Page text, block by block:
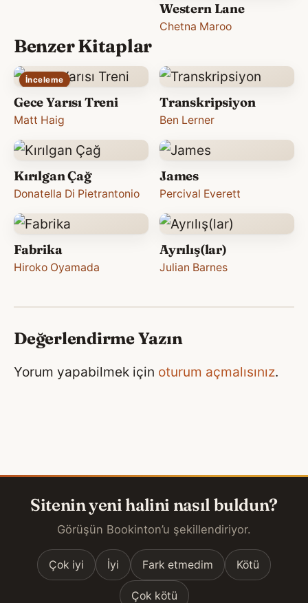
Western Lane
Chetna Maroo
Benzer Kitaplar
İnceleme
Gece Yarısı Treni
Matt Haig
Transkripsiyon
Ben Lerner
Kırılgan Çağ
Donatella Di Pietrantonio
James
Percival Everett
Fabrika
Hiroko Oyamada
Ayrılış(lar)
Julian Barnes
Değerlendirme Yazın
Yorum yapabilmek için oturum açmalısınız.
Sitenin yeni halini nasıl buldun?
Görüşün Bookinton’u şekillendiriyor.
Çok iyi İyi Fark etmedim Kötü
Çok kötü